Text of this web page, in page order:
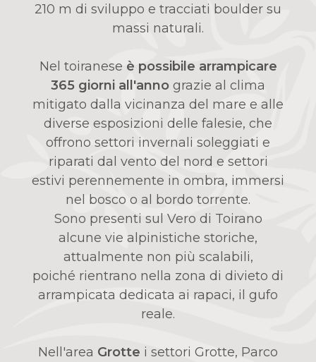
210 m di sviluppo e tracciati boulder su
massi naturali.
Nel toiranese è possibile arrampicare
365 giorni all'anno grazie al clima
mitigato dalla vicinanza del mare e alle
diverse esposizioni delle falesie, che
offrono settori invernali soleggiati e
riparati dal vento del nord e settori
estivi perennemente in ombra, immersi
nel bosco o al bordo torrente.
Sono presenti sul Vero di Toirano
alcune vie alpinistiche storiche,
attualmente non più scalabili,
poiché rientrano nella zona di divieto di
arrampicata dedicata ai rapaci, il gufo
reale.
Nell'area Grotte i settori Grotte, Parco